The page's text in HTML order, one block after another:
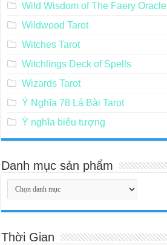
Wild Wisdom of The Faery Oracle
Wildwood Tarot
Witches Tarot
Witchlings Deck of Spells
Wizards Tarot
Ý Nghĩa 78 Lá Bài Tarot
Ý nghĩa biểu tượng
Danh mục sản phẩm
Thời Gian